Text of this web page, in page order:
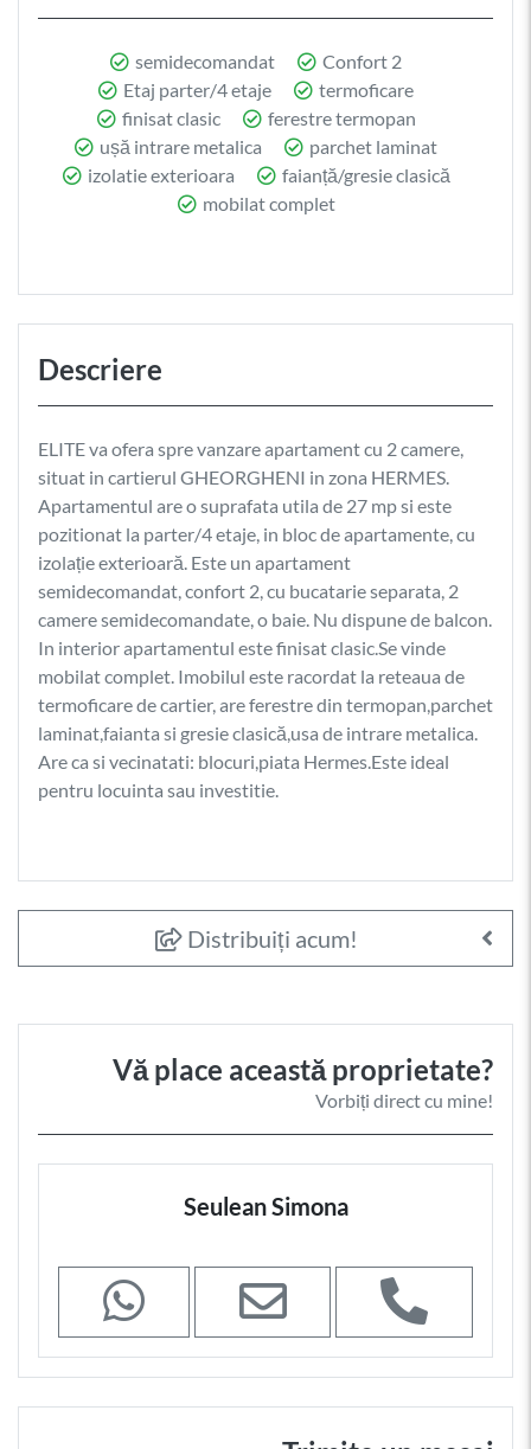
semidecomandat
Confort 2
Etaj parter/4 etaje
termoficare
finisat clasic
ferestre termopan
ușă intrare metalica
parchet laminat
izolatie exterioara
faianță/gresie clasică
mobilat complet
Descriere
ELITE va ofera spre vanzare apartament cu 2 camere,
situat in cartierul GHEORGHENI in zona HERMES.
Apartamentul are o suprafata utila de 27 mp si este
pozitionat la parter/4 etaje, in bloc de apartamente, cu
izolație exterioară. Este un apartament
semidecomandat, confort 2, cu bucatarie separata, 2
camere semidecomandate, o baie. Nu dispune de balcon.
In interior apartamentul este finisat clasic.Se vinde
mobilat complet. Imobilul este racordat la reteaua de
termoficare de cartier, are ferestre din termopan,parchet
laminat,faianta si gresie clasică,usa de intrare metalica.
Are ca si vecinatati: blocuri,piata Hermes.Este ideal
pentru locuinta sau investitie.
Distribuiți acum!
Vă place această proprietate?
Vorbiți direct cu mine!
Seulean Simona